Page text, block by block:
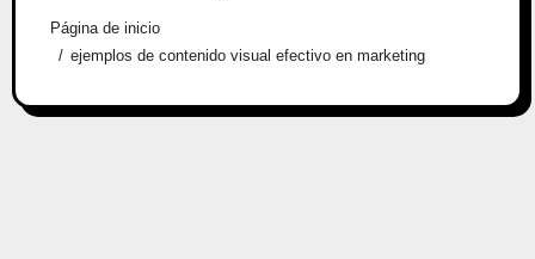
Página de inicio
ejemplos de contenido visual efectivo en marketing